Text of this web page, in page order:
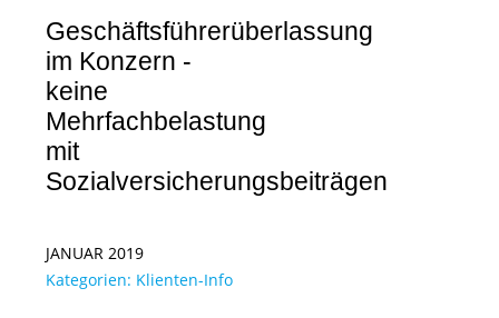
Geschäftsführerüberlassung
im Konzern -
keine
Mehrfachbelastung
mit
Sozialversicherungsbeiträgen
JANUAR 2019
Kategorien: Klienten-Info